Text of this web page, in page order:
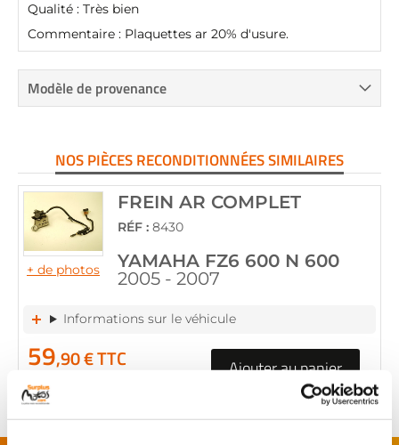
Qualité : Très bien
Commentaire : Plaquettes ar 20% d'usure.
Modèle de provenance
NOS PIÈCES RECONDITIONNÉES SIMILAIRES
+ de photos
FREIN AR COMPLET
RÉF : 8430
YAMAHA FZ6 600 N 600
2005 - 2007
Informations sur le véhicule
59,90 € TTC
en stock
Ajouter au panier